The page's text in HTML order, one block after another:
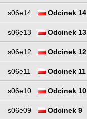
s06e14 Odcinek 14
s06e13 Odcinek 13
s06e12 Odcinek 12
s06e11 Odcinek 11
s06e10 Odcinek 10
s06e09 Odcinek 9